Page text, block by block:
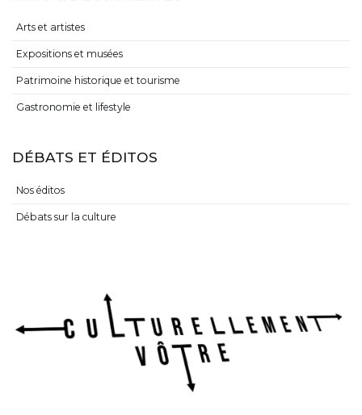
Arts et artistes
Expositions et musées
Patrimoine historique et tourisme
Gastronomie et lifestyle
DÉBATS ET ÉDITOS
Nos éditos
Débats sur la culture